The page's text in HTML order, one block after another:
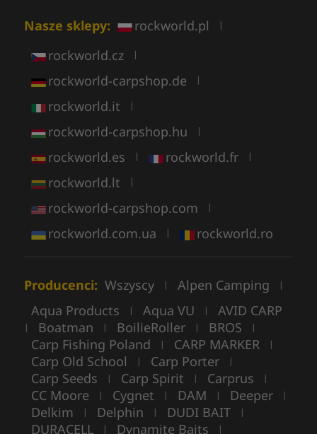
Nasze sklepy: rockworld.pl |
rockworld.cz |
rockworld-carpshop.de |
rockworld.it |
rockworld-carpshop.hu |
rockworld.es | rockworld.fr |
rockworld.lt |
rockworld-carpshop.com |
rockworld.com.ua | rockworld.ro
Producenci: Wszyscy | Alpen Camping |
Aqua Products | Aqua VU | AVID CARP
| Boatman | BoilieRoller | BROS |
Carp Fishing Poland | CARP MARKER |
Carp Old School | Carp Porter |
Carp Seeds | Carp Spirit | Carprus |
CC Moore | Cygnet | DAM | Deeper |
Delkim | Delphin | DUDI BAIT |
DURACELL | Dynamite Baits |